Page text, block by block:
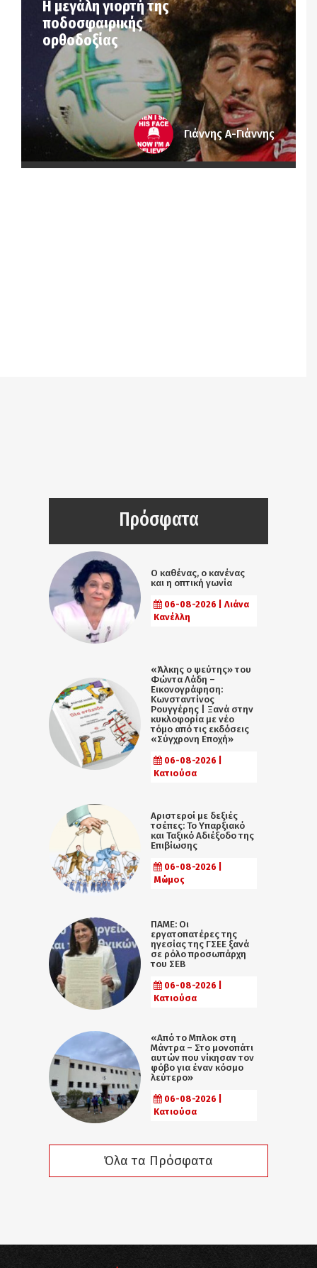
Η μεγάλη γιορτή της
ποδοσφαιρικής
ορθοδοξίας
Γιάννης Α-Γιάννης
Πρόσφατα
Ο καθένας, ο κανένας
και η οπτική γωνία
06-08-2026 | Λιάνα
Κανέλλη
«Άλκης ο ψεύτης» του
Φώντα Λάδη –
Εικονογράφηση:
Κωνσταντίνος
Ρουγγέρης | Ξανά στην
κυκλοφορία με νέο
τόμο από τις εκδόσεις
«Σύγχρονη Εποχή»
06-08-2026 |
Κατιούσα
Αριστεροί με δεξιές
τσέπες: Το Υπαρξιακό
και Ταξικό Αδιέξοδο της
Επιβίωσης
06-08-2026 |
Μώμος
ΠΑΜΕ: Οι
εργατοπατέρες της
ηγεσίας της ΓΣΕΕ ξανά
σε ρόλο προσωπάρχη
του ΣΕΒ
06-08-2026 |
Κατιούσα
«Από το Μπλοκ στη
Μάντρα – Στο μονοπάτι
αυτών που νίκησαν τον
φόβο για έναν κόσμο
λεύτερο»
06-08-2026 |
Κατιούσα
Όλα τα Πρόσφατα